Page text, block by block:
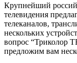
Крупнейший
телевидения
телеканалов,
нескольких
вопрос “Триколор
предложим вам